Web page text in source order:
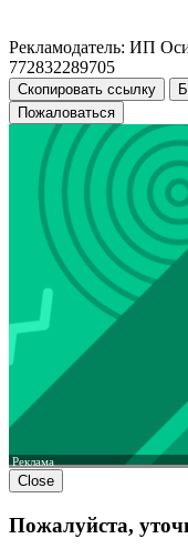
Рекламодатель: ИП
772832289705
Скопировать ссылку
Пожаловаться
Реклама
Close
Пожалуйста,